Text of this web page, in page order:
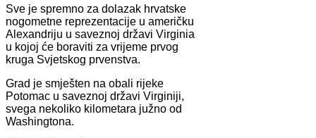
Sve je spremno za dolazak hrvatske
nogometne reprezentacije u američku
Alexandriju u saveznoj državi Virginia
u kojoj će boraviti za vrijeme prvog
kruga Svjetskog prvenstva.
Grad je smješten na obali rijeke
Potomac u saveznoj državi Virginiji,
svega nekoliko kilometara južno od
Washingtona.